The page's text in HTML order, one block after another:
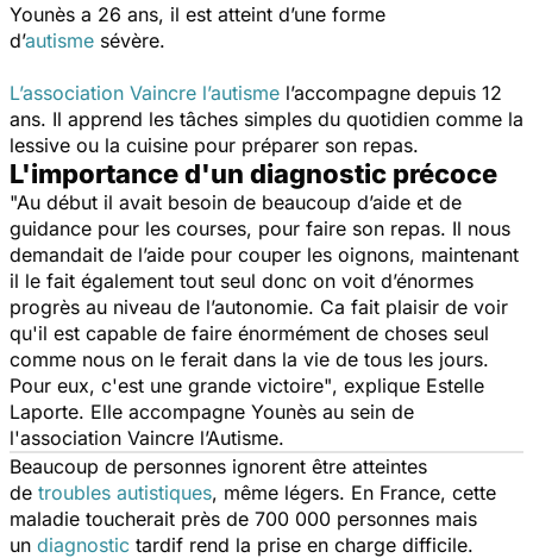
Younès a 26 ans, il est atteint d’une forme
d’autisme sévère.
L’association Vaincre l’autisme l’accompagne depuis 12
ans. Il apprend les tâches simples du quotidien comme la
lessive ou la cuisine pour préparer son repas.
L'importance d'un diagnostic précoce
"Au début il avait besoin de beaucoup d’aide et de
guidance pour les courses, pour faire son repas. Il nous
demandait de l’aide pour couper les oignons, maintenant
il le fait également tout seul donc on voit d’énormes
progrès au niveau de l’autonomie. Ca fait plaisir de voir
qu'il est capable de faire énormément de choses seul
comme nous on le ferait dans la vie de tous les jours.
Pour eux, c'est une grande victoire", explique Estelle
Laporte. Elle accompagne Younès au sein de
l'association Vaincre l’Autisme.
Beaucoup de personnes ignorent être atteintes
de troubles autistiques, même légers. En France, cette
maladie toucherait près de 700 000 personnes mais
un diagnostic tardif rend la prise en charge difficile.